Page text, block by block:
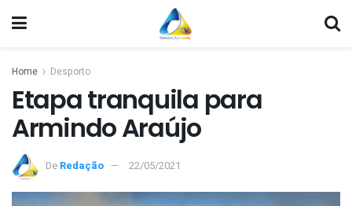
Home Desporto
Etapa tranquila para
Armindo Araújo
De Redação 22/05/2021